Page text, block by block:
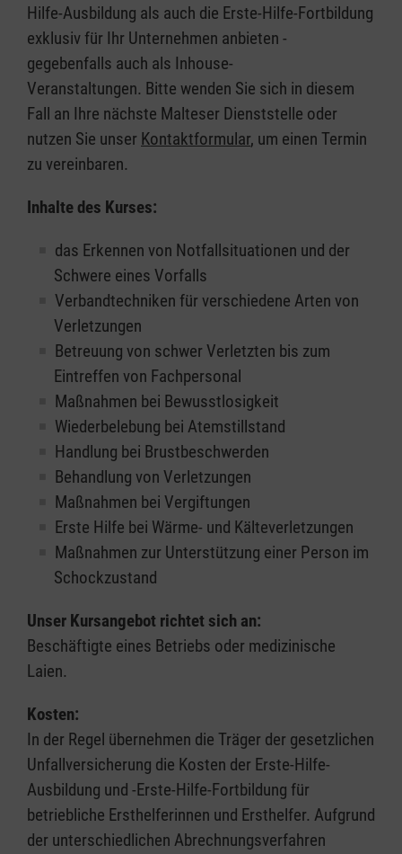
Hilfe-Ausbildung als auch die Erste-Hilfe-Fortbildung
exklusiv für Ihr Unternehmen anbieten -
gegebenfalls auch als Inhouse-
Veranstaltungen. Bitte wenden Sie sich in diesem
Fall an Ihre nächste Malteser Dienststelle oder
nutzen Sie unser Kontaktformular, um einen Termin
zu vereinbaren.
Inhalte des Kurses:
das Erkennen von Notfallsituationen und der
Schwere eines Vorfalls
Verbandtechniken für verschiedene Arten von
Verletzungen
Betreuung von schwer Verletzten bis zum
Eintreffen von Fachpersonal
Maßnahmen bei Bewusstlosigkeit
Wiederbelebung bei Atemstillstand
Handlung bei Brustbeschwerden
Behandlung von Verletzungen
Maßnahmen bei Vergiftungen
Erste Hilfe bei Wärme- und Kälteverletzungen
Maßnahmen zur Unterstützung einer Person im
Schockzustand
Unser Kursangebot richtet sich an:
Beschäftigte eines Betriebs oder medizinische
Laien.
Kosten:
In der Regel übernehmen die Träger der gesetzlichen
Unfallversicherung die Kosten der Erste-Hilfe-
Ausbildung und -Erste-Hilfe-Fortbildung für
betriebliche Ersthelferinnen und Ersthelfer. Aufgrund
der unterschiedlichen Abrechnungsverfahren